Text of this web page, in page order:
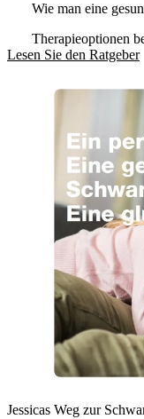
Wie man eine
Therapieoptionen
Lesen Sie den Ratgeber
Jessicas Weg zur